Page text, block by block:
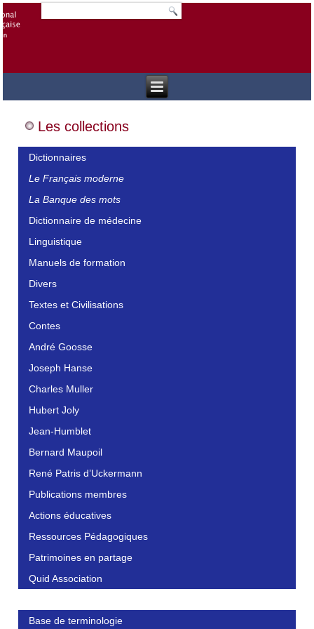
Les collections
Dictionnaires
Le Français moderne
La Banque des mots
Dictionnaire de médecine
Linguistique
Manuels de formation
Divers
Textes et Civilisations
Contes
André Goosse
Joseph Hanse
Charles Muller
Hubert Joly
Jean-Humblet
Bernard Maupoil
René Patris d’Uckermann
Publications membres
Actions éducatives
Ressources Pédagogiques
Patrimoines en partage
Quid Association
Base de terminologie